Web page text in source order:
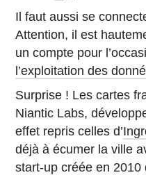
Il faut aussi se
Attention, il est
un compte pour
l’exploitation des
Surprise ! Les cartes
Niantic Labs,
effet repris celles d’
déjà à écumer la ville
start-up créée en 2010